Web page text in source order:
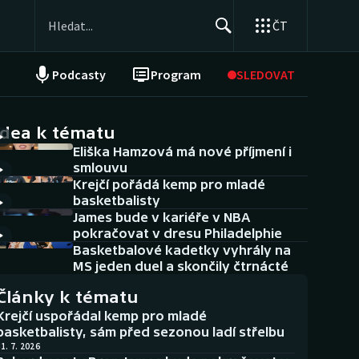
ČT
Podcasty Program SLEDOVAT
NEPŘEHLÉDNĚTE
Historické návraty
Aplikace ČT sport
AZ kvíz
k tématu
Eliška Hamzová má nové příjmení i
smlouvu
Krejčí pořádá kemp pro mladé
basketbalisty
James bude v kariéře v NBA
pokračovat v dresu Philadelphie
Basketbalové kadetky vyhrály na
MS jeden duel a skončily čtrnácté
k tématu
uspořádal kemp pro mladé
sám před sezonou ladí střelbu
7. 2026